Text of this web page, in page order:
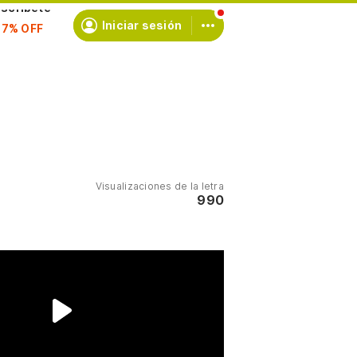
Iniciar sesión
Visualizaciones de la letra
990